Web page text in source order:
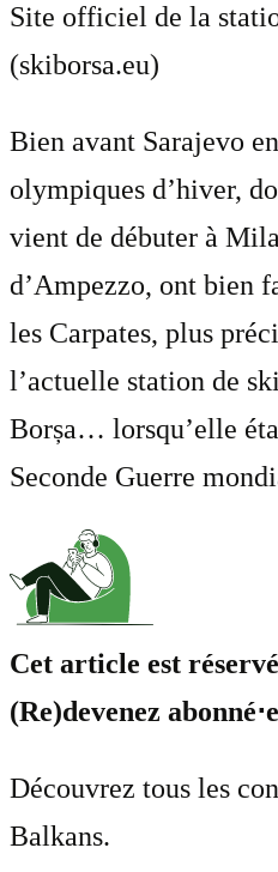
Site officiel de la
(skiborsa.eu)
Bien avant Sarajevo
olympiques d’hiver,
vient de débuter à
d’Ampezzo, ont bien
les Carpates, plus
l’actuelle station de
Borșa… lorsqu’elle
Seconde Guerre
Cet article est
(Re)devenez
Découvrez tous les
Balkans.